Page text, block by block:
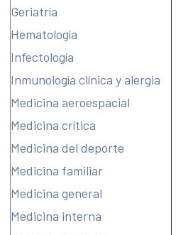
Geriatría
Hematología
Infectología
Inmunología clínica y alergia
Medicina aeroespacial
Medicina crítica
Medicina del deporte
Medicina familiar
Medicina general
Medicina interna